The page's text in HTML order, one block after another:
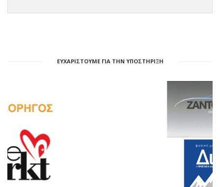
ΕΥΧΑΡΙΣΤΟΥΜΕ ΓΙΑ ΤΗΝ ΥΠΟΣΤΗΡΙΞΗ